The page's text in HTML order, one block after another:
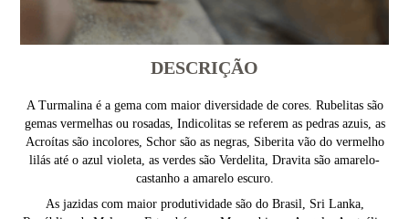
DESCRIÇÃO
A Turmalina é a gema com maior diversidade de cores. Rubelitas são
gemas vermelhas ou rosadas, Indicolitas se referem as pedras azuis, as
Acroítas são incolores, Schor são as negras, Siberita vão do vermelho
lilás até o azul violeta, as verdes são Verdelita, Dravita são amarelo-
castanho a amarelo escuro.
As jazidas com maior produtividade são do Brasil, Sri Lanka,